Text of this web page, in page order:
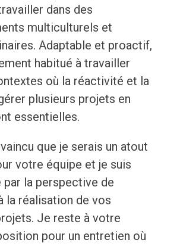
dans des
multiculturels et
Adaptable et proactif,
habitué à travailler
où la réactivité et la
plusieurs projets en
essentielles.
que je serais un atout
votre équipe et je suis
la perspective de
la réalisation de vos
Je reste à votre
pour un entretien où